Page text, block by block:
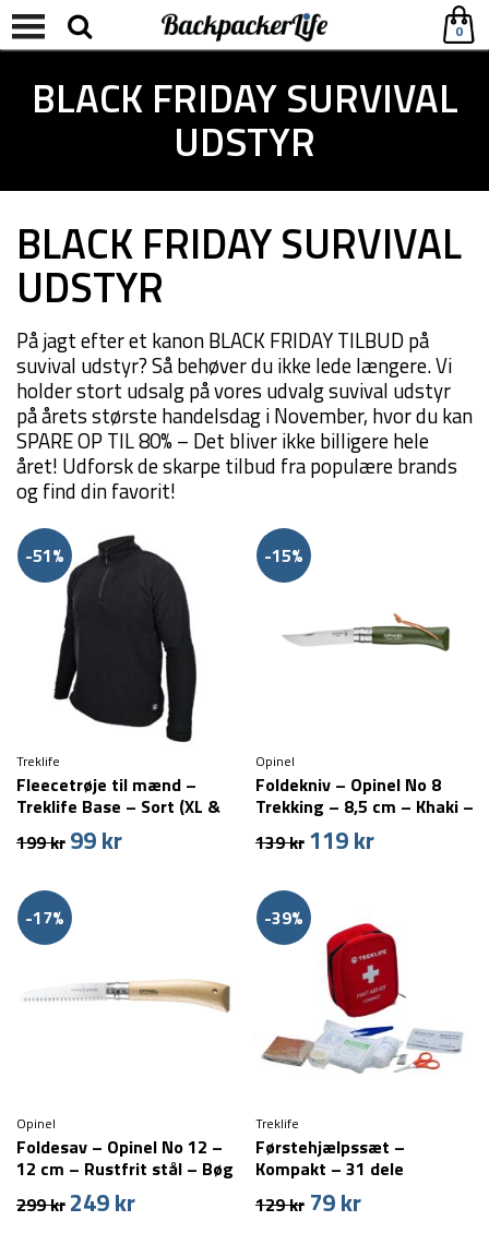
0
BLACK FRIDAY SURVIVAL
UDSTYR
BLACK FRIDAY SURVIVAL
UDSTYR
På jagt efter et kanon BLACK FRIDAY TILBUD på
suvival udstyr? Så behøver du ikke lede længere. Vi
holder stort udsalg på vores udvalg suvival udstyr
på årets største handelsdag i November, hvor du kan
SPARE OP TIL 80% – Det bliver ikke billigere hele
året! Udforsk de skarpe tilbud fra populære brands
og find din favorit!
-51%
Treklife
Fleecetrøje til mænd –
Treklife Base – Sort (XL &
XXL tilbage)
199kr Den
var:
199 kr.
99krDen
-15%
Opinel
Foldekniv – Opinel No 8
Trekking – 8,5 cm – Khaki –
Rustfrit stål
139kr Den
var:
139 kr.
119krDen
119 kr.
-17%
Opinel
Foldesav – Opinel No 12 –
12 cm – Rustfrit stål – Bøg
299kr Den
249krDen
-39%
Treklife
Førstehjælpssæt –
Kompakt – 31 dele
129kr Den
79krDen